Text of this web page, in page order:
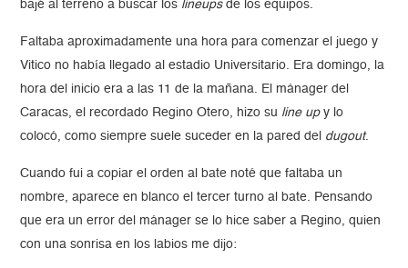
bajé al terreno a buscar los lineupsde los equipos.
Faltaba aproximadamente una hora para comenzar el juego y
Vitico no había llegado al estadio Universitario. Era domingo, la
hora del inicio era a las 11 de la mañana. El mánager del
Caracas, el recordado Regino Otero, hizo su line upy lo
colocó, como siempre suele suceder en la pared del dugout.
Cuando fui a copiar el orden al bate noté que faltaba un
nombre, aparece en blanco el tercer turno al bate. Pensando
que era un error del mánager se lo hice saber a Regino, quien
con una sonrisa en los labios me dijo: